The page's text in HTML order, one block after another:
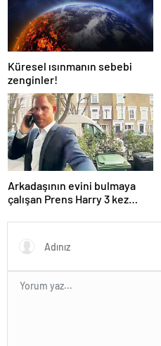
Küresel ısınmanın sebebi
zenginler!
Arkadaşının evini bulmaya
çalışan Prens Harry 3 kez